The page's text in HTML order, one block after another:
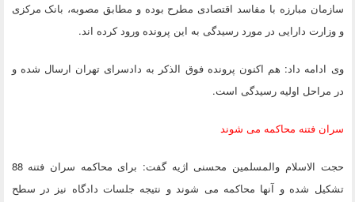
سازمان مبارزه با مفاسد اقتصادی مطرح بوده و مطابق مصوبه، بانک مرکزی
و وزارت دارایی در مورد رسیدگی به این پرونده ورود کرده اند.
وی ادامه داد: هم اکنون پرونده فوق الذکر به دادسرای تهران ارسال شده و
در مراحل اولیه رسیدگی است.
سران فتنه محاکمه می شوند
حجت الاسلام والمسلمین محسنی اژیه گفت: برای محاکمه سران فتنه 88
تشکیل شده و آنها محاکمه می شوند و نتیجه جلسات دادگاه نیز در سطح